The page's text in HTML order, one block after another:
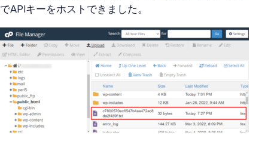
でAPIキーをホストできました。